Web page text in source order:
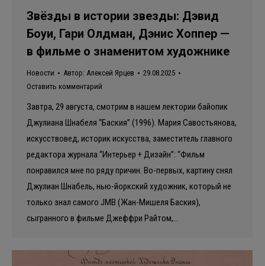
Звёзды в истории звезды: Дэвид
Боуи, Гари Олдман, Дэнис Хоппер —
в фильме о знаменитом художнике
Новости Автор: Алексей Ярцев
29.08.2025
Оставить комментарий
Завтра, 29 августа, смотрим в нашем лектории байопик
Джулиана Шнабеля “Баския” (1996). Мария Савостьянова,
искусствовед, историк искусства, заместитель главного
редактора журнала “Интерьер + Дизайн”: “Фильм
понравился мне по ряду причин. Во-первых, картину снял
Джулиан Шнабель, нью-йоркский художник, который не
только знал самого JMB (Жан-Мишеля Баския),
сыгранного в фильме Джеффри Райтом,…